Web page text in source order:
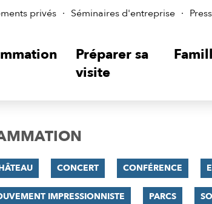
privés Séminaires d'entreprise
Préparer sa
visite
CONCERT CONFÉRENCE
IMPRESSIONNISTE PARCS